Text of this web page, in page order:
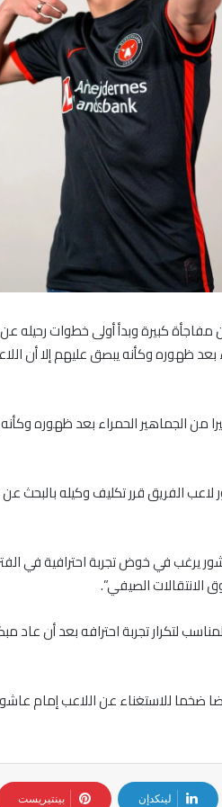
مفاجأة كبيرة وبدأ أولى خطوات
ظهوره وكأنه يبصق عليهم إلا أن
الجماهير الحمراء بعد ظهوره
الفريق قرر تكليف وكيله بالبحث
يرغب في خوض تجربة احترافية في
الانتقالات الصيفي”.
لتكرار تجربة احترافه بعد أن عاد
ضخما للاستغناء عن اللاعب إمام
لينكدإن بينتيريست